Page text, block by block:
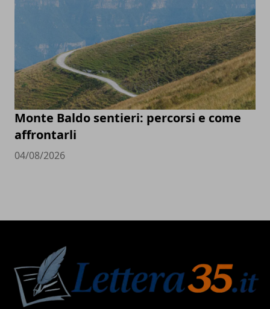
Monte Baldo sentieri: percorsi e come
affrontarli
04/08/2026